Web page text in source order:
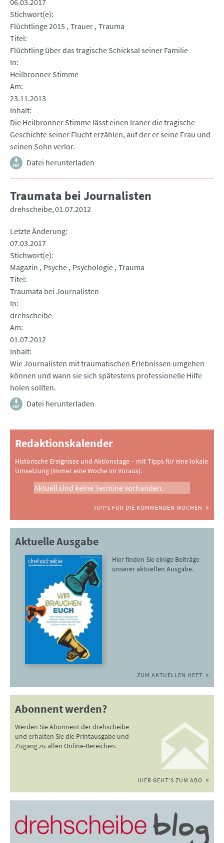
06.03.2017
Stichwort(e)
Flüchtlinge 2015 Trauer Trauma
Titel
Flüchtling über das tragische Schicksal seiner Familie
In
Heilbronner Stimme
Am
23.11.2013
Inhalt
Die Heilbronner Stimme lässt einen Iraner die tragische
Geschichte seiner Flucht erzählen, auf der er seine Frau und
seinen Sohn verlor.
Datei herunterladen
Traumata bei Journalisten
drehscheibe 01.07.2012
Letzte Änderung
07.03.2017
Stichwort(e)
Magazin
Psyche Psychologie Trauma
Titel
Traumata bei Journalisten
In
drehscheibe
Am
01.07.2012
Inhalt
Wie Journalisten mit traumatischen Erlebnissen umgehen
können und wann sie sich spätestens professionelle Hilfe
holen sollten.
Datei herunterladen
Redaktionskalender
Historische Ereignisse und Aktionstage – mit Tipps für eine lokale
Umsetzung (immer eine Woche im Voraus).
Aktuell sind keine Termine vorhanden.
TIPPS FÜR DIE KOMMENDEN WOCHEN
Aktuelle Ausgabe
Hier finden Sie einige Beiträge
unserer aktuellen Ausgabe.
ZUM AKTUELLEN HEFT
Abonnent werden?
Werden Sie Abonnent der drehscheibe
und erhalten Sie die Printausgabe und
Zugang zu allen Online-Bereichen.
HIER GEHT'S ZUM ABO